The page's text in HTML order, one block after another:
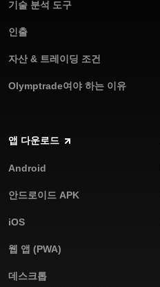
기술 분석 도구
인출
자산 & 트레이딩 조건
Olymptrade여야 하는 이유
앱 다운로드
Android
안드로이드 APK
iOS
웹 앱 (PWA)
데스크톱